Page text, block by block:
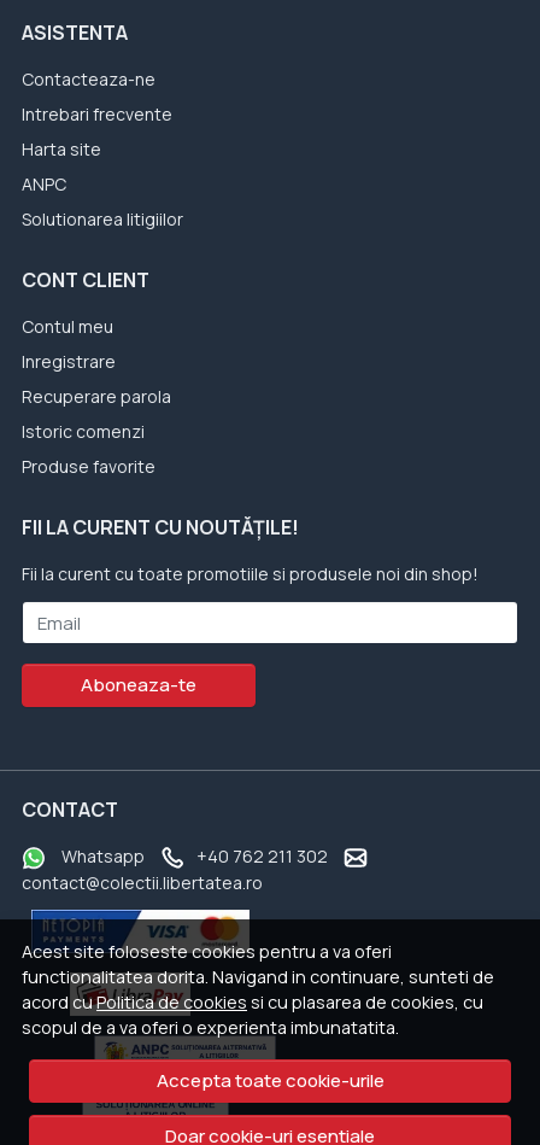
Acest site foloseste cookies pentru a va oferi
functionalitatea dorita. Navigand in continuare, sunteti de
acord cuPolitica de cookies si cu plasarea de cookies, cu
scopul de a va oferi o experienta imbunatatita.
Accepta toate cookie-urile
Doar cookie-uri esentiale
ASISTENTA
Contacteaza-ne
Intrebari frecvente
Harta site
ANPC
Solutionarea litigiilor
CONT CLIENT
Contul meu
Inregistrare
Recuperare parola
Istoric comenzi
Produse favorite
FII LA CURENT CU NOUTĂȚILE!
Fii la curent cu toate promotiile si produsele noi din shop!
Email
Aboneaza-te
CONTACT
Whatsapp
+40 762 211 302
contact@colectii.libertatea.ro